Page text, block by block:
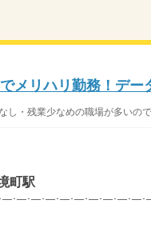
メリハリ勤務！デー
残業少なめの職場が多いので
町駅
―･―･―･―･―･―･―･―･―･―･―･